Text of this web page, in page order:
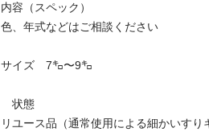
内容（スペック）
色、年式などはご相談ください
サイズ　7㌔〜9㌔
状態
リユース品（通常使用による細かいすり